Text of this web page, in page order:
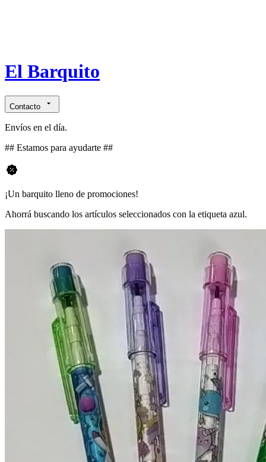
El Barquito
Contacto
Envíos en el día.
## Estamos para ayudarte ##
¡Un barquito lleno de promociones!
Ahorrá buscando los artículos seleccionados con la etiqueta azul.